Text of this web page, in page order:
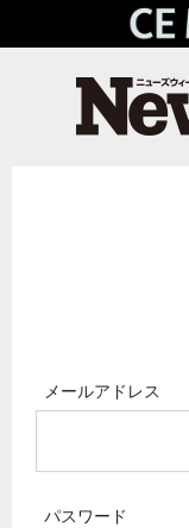
メールアドレス
パスワード